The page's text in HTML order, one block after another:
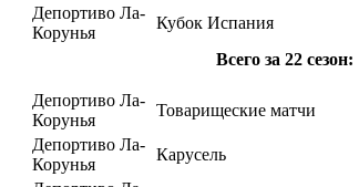
Депортиво Ла-
Корунья
Кубок Испания
Всего за 22 сезон:
Депортиво Ла-
Корунья
Товарищеские матчи
Депортиво Ла-
Корунья
Карусель